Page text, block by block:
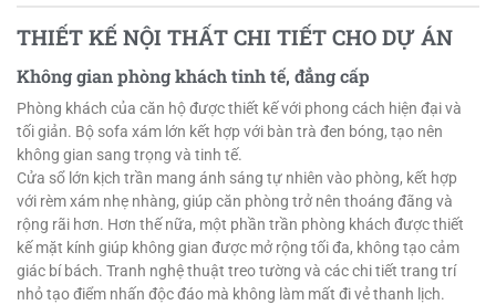
THIẾT KẾ NỘI THẤT CHI TIẾT CHO DỰ ÁN
Không gian phòng khách tinh tế, đẳng cấp
Phòng khách của căn hộ được thiết kế với phong cách hiện đại và
tối giản. Bộ sofa xám lớn kết hợp với bàn trà đen bóng, tạo nên
không gian sang trọng và tinh tế.
Cửa sổ lớn kịch trần mang ánh sáng tự nhiên vào phòng, kết hợp
với rèm xám nhẹ nhàng, giúp căn phòng trở nên thoáng đãng và
rộng rãi hơn. Hơn thế nữa, một phần trần phòng khách được thiết
kế mặt kính giúp không gian được mở rộng tối đa, không tạo cảm
giác bí bách. Tranh nghệ thuật treo tường và các chi tiết trang trí
nhỏ tạo điểm nhấn độc đáo mà không làm mất đi vẻ thanh lịch.